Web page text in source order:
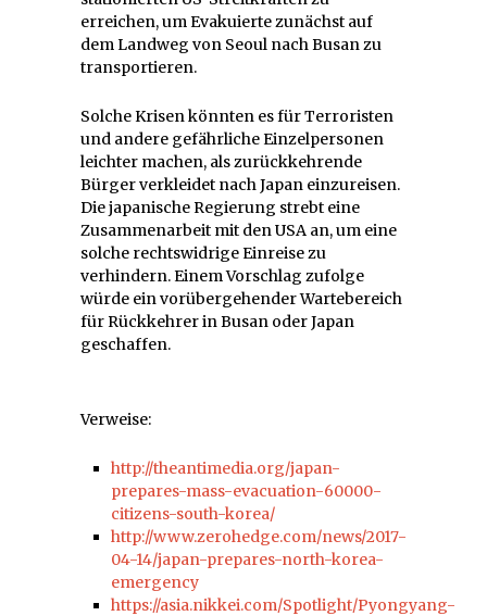
erreichen, um Evakuierte zunächst auf
dem Landweg von Seoul nach Busan zu
transportieren.
Solche Krisen könnten es für Terroristen
und andere gefährliche Einzelpersonen
leichter machen, als zurückkehrende
Bürger verkleidet nach Japan einzureisen.
Die japanische Regierung strebt eine
Zusammenarbeit mit den USA an, um eine
solche rechtswidrige Einreise zu
verhindern. Einem Vorschlag zufolge
würde ein vorübergehender Wartebereich
für Rückkehrer in Busan oder Japan
geschaffen.
Verweise:
http://theantimedia.org/japan-
prepares-mass-evacuation-60000-
citizens-south-korea/
http://www.zerohedge.com/news/2017-
04-14/japan-prepares-north-korea-
emergency
https://asia.nikkei.com/Spotlight/Pyongyang-